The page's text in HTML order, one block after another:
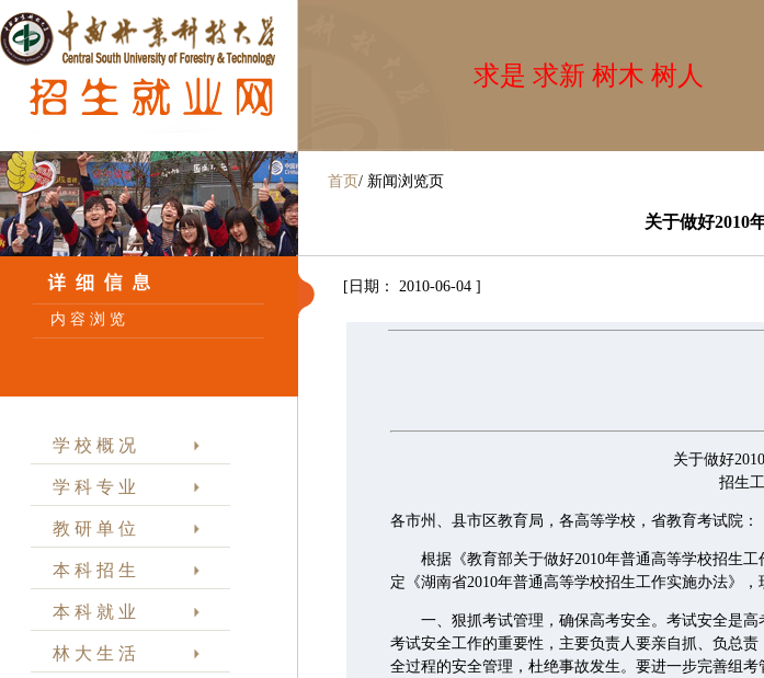
内 容 浏 览
学 校 概 况
学 科 专 业
教 研 单 位
本 科 招 生
本 科 就 业
林 大 生 活
求是 求新 树木 树人
首页 / 新闻浏览页
关于做好2010
[日期： 2010-06-04 ]
湘教发
关于做好
招生
各市州、县市区教育局，各高等学校，省教育考试院：
根据《教育部关于做好2010年普通高等学校招生工
定《湖南省2010年普通高等学校招生工作实施办法》
一、狠抓考试管理，确保高考安全。考试安全是高
考试安全工作的重要性，主要负责人要亲自抓、负总
全过程的安全管理，杜绝事故发生。要进一步完善组